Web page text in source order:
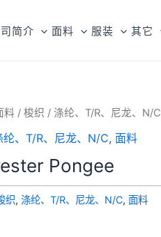
简介 面料 服装 其它
料 / 梭织 / 涤纶、T/R、尼龙、N/C
纶、T/R、尼龙、N/C, 面料
Pongee
织, 涤纶、T/R、尼龙、N/C, 面料